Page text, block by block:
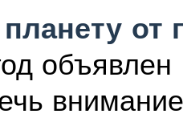
от
объявлен